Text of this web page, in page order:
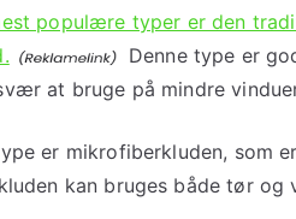
populære typer er den
Denne type er
at bruge på mindre
er mikrofiberkluden, som
kan bruges både tør og